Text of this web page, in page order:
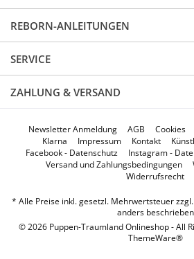
REBORN-ANLEITUNGEN
SERVICE
ZAHLUNG & VERSAND
Newsletter Anmeldung AGB Cookies
Klarna
Impressum Kontakt
Facebook - Datenschutz
Instagram -
Versand und Zahlungsbedingungen
Widerrufsrecht
* Alle Preise inkl. gesetzl. Mehrwertsteuer zzgl.
anders beschrieben
© 2026 Puppen-Traumland Onlineshop - All
ThemeWare®